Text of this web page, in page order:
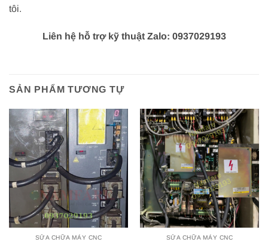
tôi.
Liên hệ hỗ trợ kỹ thuật Zalo: 0937029193
SẢN PHẨM TƯƠNG TỰ
SỬA CHỮA MÁY CNC SỬA CHỮA MÁY CNC